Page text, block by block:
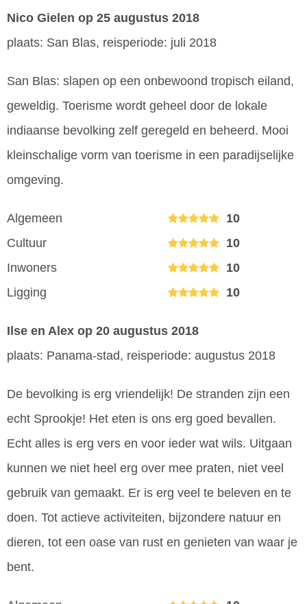
Nico Gielen op 25 augustus 2018
plaats: San Blas, reisperiode: juli 2018
San Blas: slapen op een onbewoond tropisch eiland,
geweldig. Toerisme wordt geheel door de lokale
indiaanse bevolking zelf geregeld en beheerd. Mooi
kleinschalige vorm van toerisme in een paradijselijke
omgeving.
Algemeen
10
Cultuur
10
Inwoners
10
Ligging
10
Ilse en Alex op 20 augustus 2018
plaats: Panama-stad, reisperiode: augustus 2018
De bevolking is erg vriendelijk! De stranden zijn een
echt Sprookje! Het eten is ons erg goed bevallen.
Echt alles is erg vers en voor ieder wat wils. Uitgaan
kunnen we niet heel erg over mee praten, niet veel
gebruik van gemaakt. Er is erg veel te beleven en te
doen. Tot actieve activiteiten, bijzondere natuur en
dieren, tot een oase van rust en genieten van waar je
bent.